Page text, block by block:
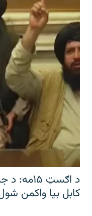
د اګسټ
کابل بیا واکمن